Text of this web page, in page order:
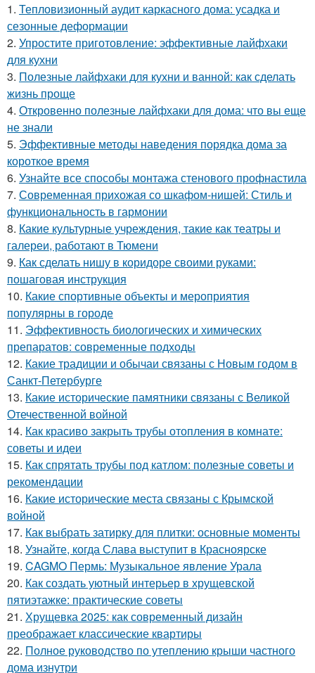
1. Тепловизионный аудит каркасного дома: усадка и
сезонные деформации
2. Упростите приготовление: эффективные лайфхаки
для кухни
3. Полезные лайфхаки для кухни и ванной: как сделать
жизнь проще
4. Откровенно полезные лайфхаки для дома: что вы еще
не знали
5. Эффективные методы наведения порядка дома за
короткое время
6. Узнайте все способы монтажа стенового профнастила
7. Современная прихожая со шкафом-нишей: Стиль и
функциональность в гармонии
8. Какие культурные учреждения, такие как театры и
галереи, работают в Тюмени
9. Как сделать нишу в коридоре своими руками:
пошаговая инструкция
10. Какие спортивные объекты и мероприятия
популярны в городе
11. Эффективность биологических и химических
препаратов: современные подходы
12. Какие традиции и обычаи связаны с Новым годом в
Санкт-Петербурге
13. Какие исторические памятники связаны с Великой
Отечественной войной
14. Как красиво закрыть трубы отопления в комнате:
советы и идеи
15. Как спрятать трубы под катлом: полезные советы и
рекомендации
16. Какие исторические места связаны с Крымской
войной
17. Как выбрать затирку для плитки: основные моменты
18. Узнайте, когда Слава выступит в Красноярске
19. CAGMO Пермь: Музыкальное явление Урала
20. Как создать уютный интерьер в хрущевской
пятиэтажке: практические советы
21. Хрущевка 2025: как современный дизайн
преображает классические квартиры
22. Полное руководство по утеплению крыши частного
дома изнутри